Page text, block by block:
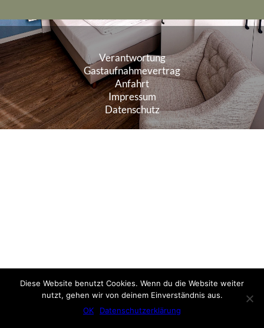
Verantwortung
Gastaufnahmevertrag
Anfahrt
Impressum
Datenschutz
Diese Website benutzt Cookies. Wenn du die Website weiter
nutzt, gehen wir von deinem Einverständnis aus.
OK
Datenschutzerklärung